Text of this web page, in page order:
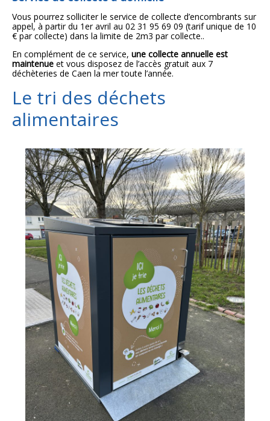
Vous pourrez solliciter le service de collecte d’encombrants sur
appel, à partir du 1er avril au 02 31 95 69 09 (tarif unique de 10
€ par collecte) dans la limite de 2m3 par collecte..
En complément de ce service, une collecte annuelle est
maintenue et vous disposez de l’accès gratuit aux 7
déchèteries de Caen la mer toute l’année.
Le tri des déchets
alimentaires